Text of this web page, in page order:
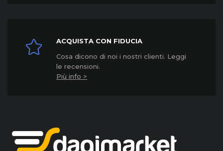
ACQUISTA CON FIDUCIA
Cosa dicono di noi i nostri clienti. Leggi
le recensioni.
Più info >